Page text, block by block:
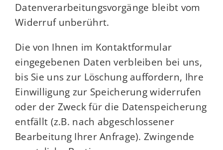
Datenverarbeitungsvorgänge bleibt vom
Widerruf unberührt.
Die von Ihnen im Kontaktformular
eingegebenen Daten verbleiben bei uns,
bis Sie uns zur Löschung auffordern, Ihre
Einwilligung zur Speicherung widerrufen
oder der Zweck für die Datenspeicherung
entfällt (z.B. nach abgeschlossener
Bearbeitung Ihrer Anfrage). Zwingende